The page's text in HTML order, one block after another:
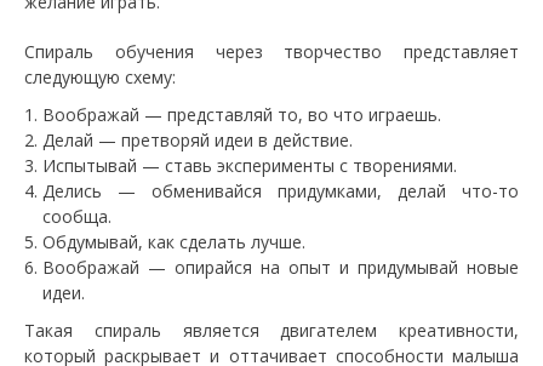
Спираль обучения через творчество представляет
следующую схему:
Воображай — представляй то, во что играешь.
Делай — претворяй идеи в действие.
Испытывай — ставь эксперименты с творениями.
Делись — обменивайся придумками, делай что-то
сообща.
Обдумывай, как сделать лучше.
Воображай — опирайся на опыт и придумывай новые
идеи.
Такая спираль является двигателем креативности,
который раскрывает и оттачивает способности малыша